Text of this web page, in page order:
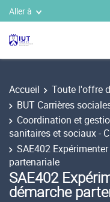
Aller à
Accueil Toute l'offre
BUT Carrières
Coordination et
sanitaires et sociaux -
SAE402
partenariale
SAE402
démarche